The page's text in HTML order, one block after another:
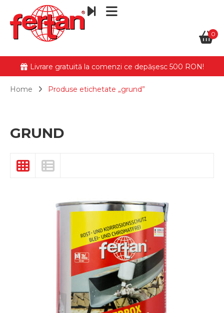
0
Livrare gratuită la comenzi ce depășesc 500 RON!
Home Produse etichetate „grund”
GRUND